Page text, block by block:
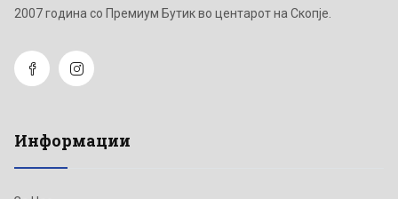
2007 година со Премиум Бутик во центарот на Скопје.
Информации